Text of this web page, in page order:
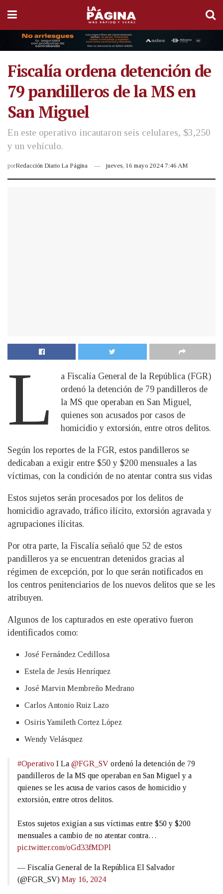
Fiscalía ordena detención de
79 pandilleros de la MS en
San Miguel
En este operativo incautaron seis celulares, $3,250
y un vehículo.
porRedacción Diario La Página jueves, 16 mayo 2024 7:46 AM
L
a Fiscalía General de la República (FGR)
ordenó la detención de 79 pandilleros de
la MS que operaban en San Miguel,
quienes son acusados por casos de
homicidio y extorsión, entre otros delitos.
Según los reportes de la FGR, estos pandilleros se
dedicaban a exigir entre $50 y $200 mensuales a las
víctimas, con la condición de no atentar contra sus vidas
Estos sujetos serán procesados por los delitos de
homicidio agravado, tráfico ilícito, extorsión agravada y
agrupaciones ilícitas.
Por otra parte, la Fiscalía señaló que 52 de estos
pandilleros ya se encuentran detenidos gracias al
régimen de excepción, por lo que serán notificados en
los centros penitenciarios de los nuevos delitos que se les
atribuyen.
Algunos de los capturados en este operativo fueron
identificados como:
José Fernández Cedillosa
Estela de Jesús Henríquez
José Marvin Membreño Medrano
Carlos Antonio Ruiz Lazo
Osiris Yamileth Cortez López
Wendy Velásquez
#Operativo I La @FGR_SV ordenó la detención de 79
pandilleros de la MS que operaban en San Miguel y a
quienes se les acusa de varios casos de homicidio y
extorsión, entre otros delitos.
Estos sujetos exigían a sus víctimas entre $50 y $200
mensuales a cambio de no atentar contra…
pic.twitter.com/oGd33fMDPl
— Fiscalía General de la República El Salvador
(@FGR_SV) May 16, 2024